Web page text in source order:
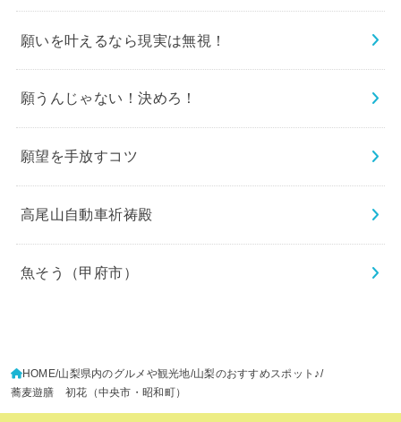
願いを叶えるなら現実は無視！
願うんじゃない！決めろ！
願望を手放すコツ
高尾山自動車祈祷殿
魚そう（甲府市）
HOME 山梨県内のグルメや観光地 山梨のおすすめスポット♪
蕎麦遊膳 初花（中央市・昭和町）